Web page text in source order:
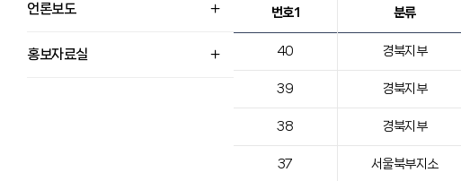
언론보도
홍보자료실
번호1 분류
40 경북지부
39 경북지부
38 경북지부
37 서울북부지소